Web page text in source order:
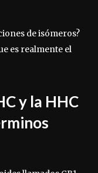
de isómeros?
es realmente el
y la HHC